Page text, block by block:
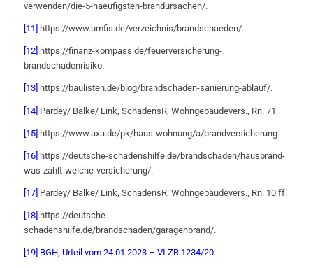
verwenden/die-5-haeufigsten-brandursachen/.
[11] https://www.umfis.de/verzeichnis/brandschaeden/.
[12] https://finanz-kompass.de/feuerversicherung-
brandschadenrisiko.
[13] https://baulisten.de/blog/brandschaden-sanierung-ablauf/.
[14] Pardey/ Balke/ Link, SchadensR, Wohngebäudevers., Rn. 71.
[15] https://www.axa.de/pk/haus-wohnung/a/brandversicherung.
[16] https://deutsche-schadenshilfe.de/brandschaden/hausbrand-
was-zahlt-welche-versicherung/.
[17] Pardey/ Balke/ Link, SchadensR, Wohngebäudevers., Rn. 10 ff.
[18] https://deutsche-
schadenshilfe.de/brandschaden/garagenbrand/.
[19] BGH, Urteil vom 24.01.2023 – VI ZR 1234/20.